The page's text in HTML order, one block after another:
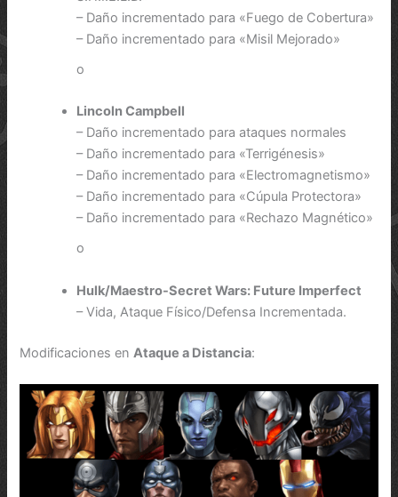
– Daño incrementado para «Fuego de Cobertura»
– Daño incrementado para «Misil Mejorado»
o
Lincoln Campbell
– Daño incrementado para ataques normales
– Daño incrementado para «Terrigénesis»
– Daño incrementado para «Electromagnetismo»
– Daño incrementado para «Cúpula Protectora»
– Daño incrementado para «Rechazo Magnético»
o
Hulk/Maestro-Secret Wars: Future Imperfect
– Vida, Ataque Físico/Defensa Incrementada.
Modificaciones enAtaque a Distancia: